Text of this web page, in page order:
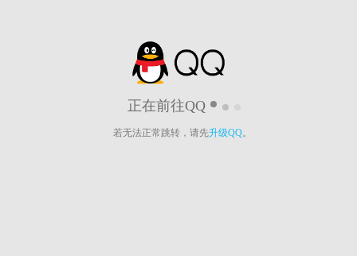
正在前往QQ
若无法正常跳转，请先升级QQ。